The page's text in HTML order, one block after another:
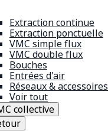
Extraction continue
Extraction ponctuelle
VMC simple flux
VMC double flux
Bouches
Entrées d'air
Réseaux & accessoires
Voir tout
collective